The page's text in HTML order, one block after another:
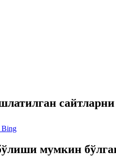
Bing
мумкин